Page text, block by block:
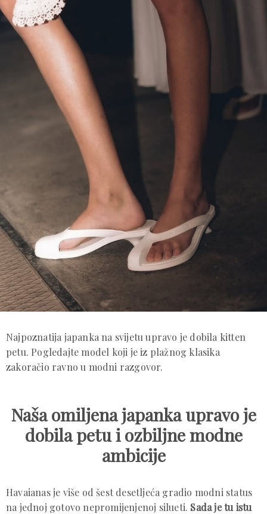
Najpoznatija japanka na svijetu upravo je dobila kitten
petu. Pogledajte model koji je iz plažnog klasika
zakoračio ravno u modni razgovor.
Naša omiljena japanka upravo je
dobila petu i ozbiljne modne
ambicije
Havaianas je više od šest desetljeća gradio modni status
na jednoj gotovo nepromijenjenoj silueti. Sada je tu istu